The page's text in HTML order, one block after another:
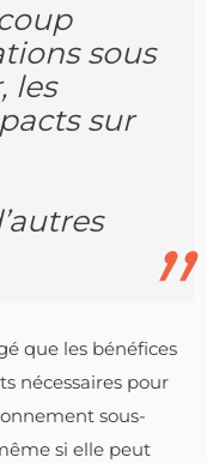
sous
les
sur
que les bénéfices
nécessaires pour
sous-
si elle peut